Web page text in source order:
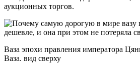
аукционных торгов.
Ваза эпохи правления императора
Ваза. вид сверху